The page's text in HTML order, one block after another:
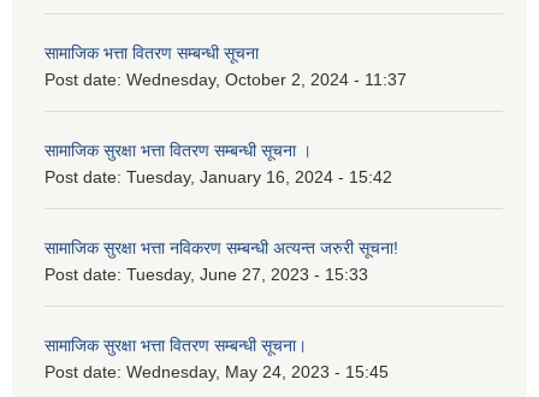
सामाजिक भत्ता वितरण सम्बन्धी सूचना
Post date: Wednesday, October 2, 2024 - 11:37
सामाजिक सुरक्षा भत्ता वितरण सम्बन्धी सूचना ।
Post date: Tuesday, January 16, 2024 - 15:42
सामाजिक सुरक्षा भत्ता नविकरण सम्बन्धी अत्यन्त जरुरी सूचना!
Post date: Tuesday, June 27, 2023 - 15:33
सामाजिक सुरक्षा भत्ता वितरण सम्बन्धी सूचना।
Post date: Wednesday, May 24, 2023 - 15:45